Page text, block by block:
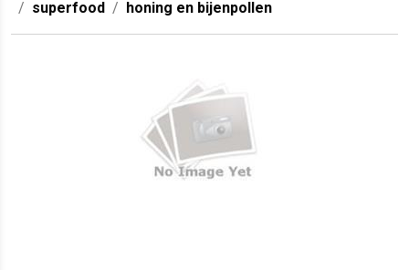
superfood
honing en bijenpollen